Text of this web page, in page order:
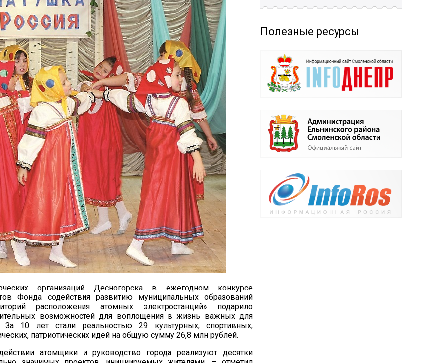
организаций Десногорска в ежегодном конкурсе
Фонда содействия развитию муниципальных образований
расположения атомных электростанций» подарило
возможностей для воплощения в жизнь важных для
За 10 лет стали реальностью 29 культурных, спортивных,
патриотических идей на общую сумму 26,8 млн рублей.
атомщики и руководство города реализуют десятки
Полезные ресурсы